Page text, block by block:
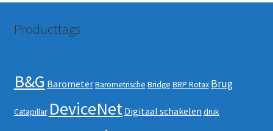
Producttags
B&G BarometerBarometrische Bridge BRP Rotax Brug
Catapillar DeviceNet Digitaal schakelen druk